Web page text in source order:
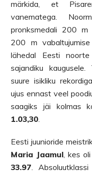
märkida, et
vanematega.
pronksmedali 200 m
200 m
lähedal Eesti
sajandiku
suure isikliku
ujus ennast veel
saagiks jäi kolmas
1.03,30.
Eesti juunioride
Maria Jaamul, kes
33.97.